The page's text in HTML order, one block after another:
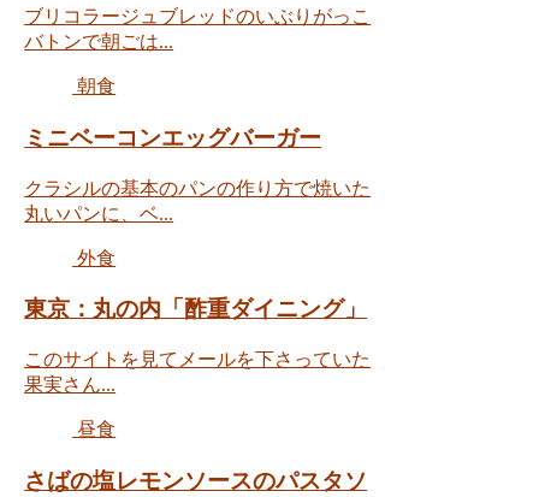
ブリコラージュブレッドのいぶりがっこ
バトンで朝ごは...
朝食
ミニベーコンエッグバーガー
クラシルの基本のパンの作り方で焼いた
丸いパンに、ベ...
外食
東京：丸の内「酢重ダイニング」
このサイトを見てメールを下さっていた
果実さん...
昼食
さばの塩レモンソースのパスタソ